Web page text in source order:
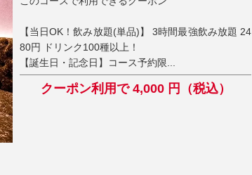
【当日OK！飲み放題(単品)】 3時間最強飲み放題 24
80円 ドリンク100種以上！
【誕生日・記念日】コース予約限...
クーポン利用で 4,000 円（税込）